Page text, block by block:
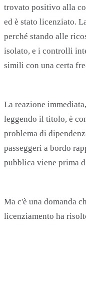
trovato positivo alla
ed è stato licenziato.
perché stando alle
isolato, e i controlli
simili con una certa
La reazione
leggendo il titolo, è
problema di
passeggeri a bordo
pubblica viene prima
Ma c'è una domanda
licenziamento ha